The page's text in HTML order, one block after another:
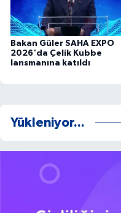
Bakan Güler SAHA EXPO
2026'da Çelik Kubbe
lansmanına katıldı
Yükleniyor...